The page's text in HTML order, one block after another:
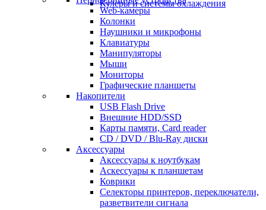
Кулеры и системы охлаждения
Web-камеры
Колонки
Наушники и микрофоны
Клавиатуры
Манипуляторы
Мыши
Мониторы
Графические планшеты
Накопители
USB Flash Drive
Внешние HDD/SSD
Карты памяти, Card reader
CD / DVD / Blu-Ray диски
Аксессуары
Аксессуары к ноутбукам
Аскессуары к планшетам
Коврики
Селекторы принтеров, переключатели,
разветвители сигнала